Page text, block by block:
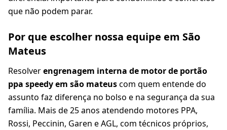
que não podem parar.
Por que escolher nossa equipe em São
Mateus
Resolverengrenagem interna de motor de portão
ppa speedy em são mateuscom quem entende do
assunto faz diferença no bolso e na segurança da sua
família. Mais de 25 anos atendendo motores PPA,
Rossi, Peccinin, Garen e AGL, com técnicos próprios,